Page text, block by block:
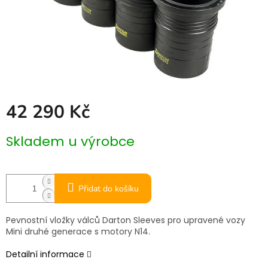
42 290 Kč
cena:
Skladem u výrobce
Přidat do košíku
Pevnostní vložky válců Darton Sleeves pro upravené vozy
Mini druhé generace s motory N14.
Detailní informace